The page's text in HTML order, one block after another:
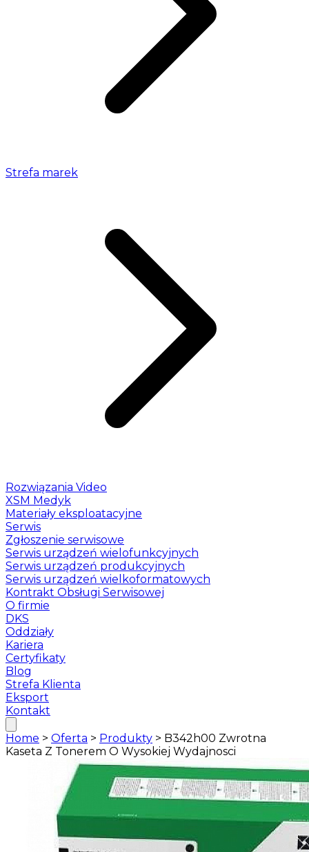
Strefa marek
Rozwiązania Video
XSM Medyk
Materiały eksploatacyjne
Serwis
Zgłoszenie serwisowe
Serwis urządzeń wielofunkcyjnych
Serwis urządzeń produkcyjnych
Serwis urządzeń wielkoformatowych
Kontrakt Obsługi Serwisowej
O firmie
DKS
Oddziały
Kariera
Certyfikaty
Blog
Strefa Klienta
Eksport
Kontakt
Home > Oferta > Produkty > B342h00 Zwrotna
Kaseta Z Tonerem O Wysokiej Wydajnosci